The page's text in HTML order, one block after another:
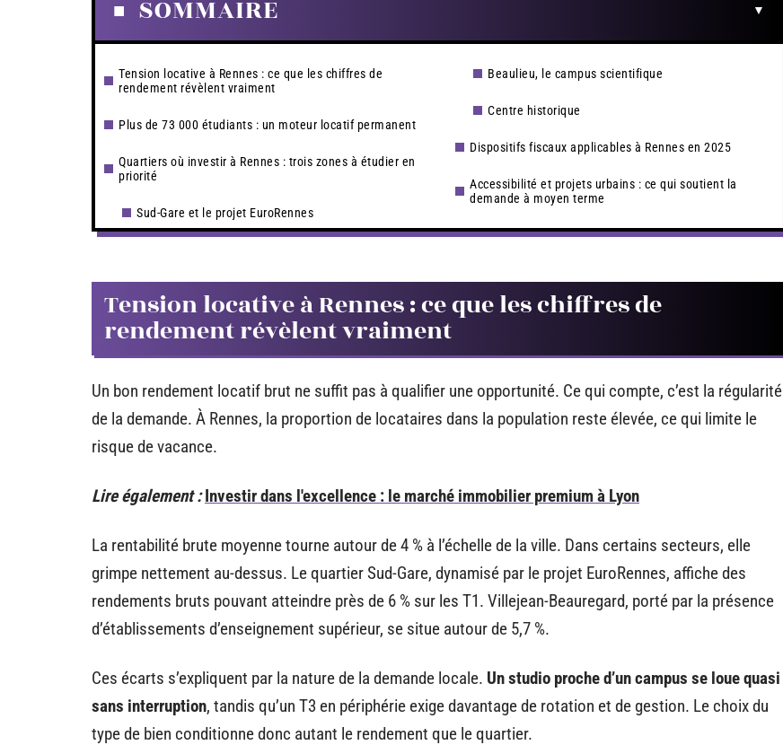
SOMMAIRE
Tension locative à Rennes : ce que les chiffres de
rendement révèlent vraiment
Plus de 73 000 étudiants : un moteur locatif permanent
Quartiers où investir à Rennes : trois zones à étudier en
priorité
Sud-Gare et le projet EuroRennes
Beaulieu, le campus scientifique
Centre historique
Dispositifs fiscaux applicables à Rennes en 2025
Accessibilité et projets urbains : ce qui soutient la
demande à moyen terme
Tension locative à Rennes : ce que les chiffres de
rendement révèlent vraiment
Un bon rendement locatif brut ne suffit pas à qualifier une opportunité. Ce qui compte, c’est la régularité
de la demande. À Rennes, la proportion de locataires dans la population reste élevée, ce qui limite le
risque de vacance.
Lire également : Investir dans l'excellence : le marché immobilier premium à Lyon
La rentabilité brute moyenne tourne autour de 4 % à l’échelle de la ville. Dans certains secteurs, elle
grimpe nettement au-dessus. Le quartier Sud-Gare, dynamisé par le projet EuroRennes, affiche des
rendements bruts pouvant atteindre près de 6 % sur les T1. Villejean-Beauregard, porté par la présence
d’établissements d’enseignement supérieur, se situe autour de 5,7 %.
Ces écarts s’expliquent par la nature de la demande locale. Un studio proche d’un campus se loue quasi
sans interruption, tandis qu’un T3 en périphérie exige davantage de rotation et de gestion. Le choix du
type de bien conditionne donc autant le rendement que le quartier.